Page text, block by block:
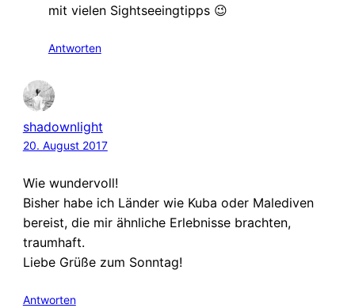
mit vielen Sightseeingtipps 😉
Antworten
shadownlight
20. August 2017
Wie wundervoll!
Bisher habe ich Länder wie Kuba oder Malediven
bereist, die mir ähnliche Erlebnisse brachten,
traumhaft.
Liebe Grüße zum Sonntag!
Antworten